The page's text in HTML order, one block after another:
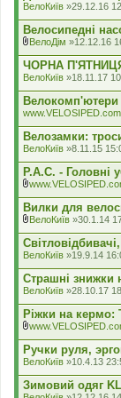
н
н
я
ВелоКиїв »29.12.16
Велосипедні
к
л
а
д
е
н
н
я
ВелоДім »12.12.16
ЧОРНА П'ЯТНИЦЯ
ВелоКиїв »18.11.17
Велокомп'ютери
www.VELOSIPED.com
Велозамки:
ВелоКиїв »8.11.15
P.A.C. - Головні
к
л
а
д
е
н
н
я
Вилки для
к
л
а
д
е
н
н
я
ВелоКиїв »30.1.14
ВелоКиїв »19.9.14
Страшні знижки
ВелоКиїв »28.10.17
Ріжки на кермо:
к
л
а
д
е
Ручки руля,
ВелоКиїв »10.4.13
Зимовий одяг